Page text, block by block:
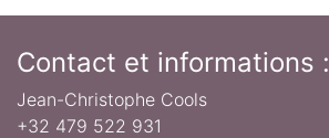
Contact et informations :
Jean-Christophe Cools
+32 479 522 931